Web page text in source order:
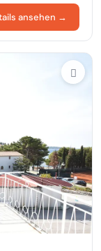
ansehen →